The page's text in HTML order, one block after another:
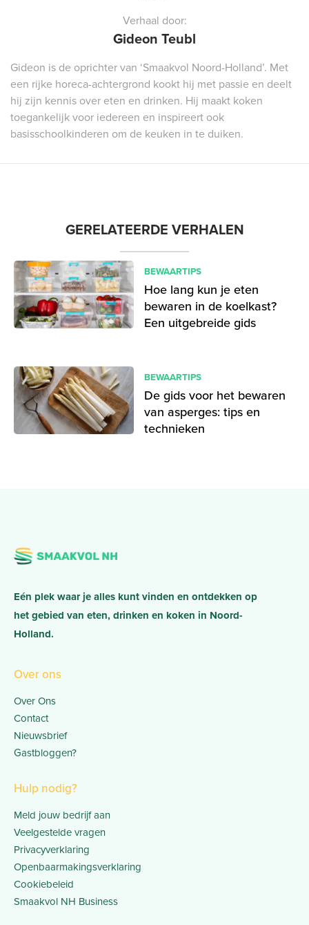
Verhaal door:
Gideon Teubl
Gideon is de oprichter van ‘Smaakvol Noord-Holland’. Met
een rijke horeca-achtergrond kookt hij met passie en deelt
hij zijn kennis over eten en drinken. Hij maakt koken
toegankelijk voor iedereen en inspireert ook
basisschoolkinderen om de keuken in te duiken.
GERELATEERDE VERHALEN
BEWAARTIPS
Hoe lang kun je eten
bewaren in de koelkast?
Een uitgebreide gids
BEWAARTIPS
De gids voor het bewaren
van asperges: tips en
technieken
Eén plek waar je alles kunt vinden en ontdekken op
het gebied van eten, drinken en koken in Noord-
Holland.
Over ons
Over Ons
Contact
Nieuwsbrief
Gastbloggen?
Hulp nodig?
Meld jouw bedrijf aan
Veelgestelde vragen
Privacyverklaring
Openbaarmakingsverklaring
Cookiebeleid
Smaakvol NH Business